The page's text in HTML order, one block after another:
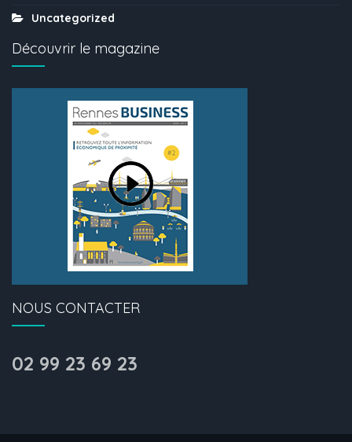
Uncategorized
Découvrir le magazine
NOUS CONTACTER
02 99 23 69 23